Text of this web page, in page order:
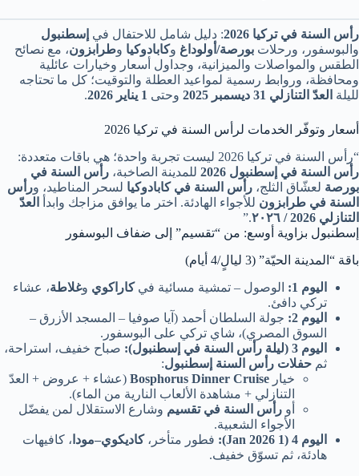
رأس السنة في تركيا 2026 : دليل شامل للاحتفال في إسطنبول
والبوسفور، ورحلات بورصة/أولوداغ وكابادوكيا وطرابزون، مع نصائح
الطقس والمواصلات والميزانية، وجداول أسعار وخيارات عائلية
ومحافظة، وروابط رسمية لمواعيد العطلة والتوقيت؛ كل ما تحتاجه
لليلة العدّ التنازلي 31 ديسمبر 2025 وحتى 1 يناير 2026 .
أسعار وتوفّر الخدمات لرأس السنة في تركيا 2026
“رأس السنة في تركيا 2026 ليست تجربة واحدة؛ هي باقات متعددة:
رأس السنة في إسطنبول 2026
للمدينة الصاخبة، رأس السنة في
بورصة لعشّاق الثلج، رأس السنة في كابادوكيا لسحر المناطيد، ورأس
السنة في طرابزون للأجواء الهادئة. اختر ما يوافق مزاجك وابدأ
العدّ
التنازلي 2026 / ٢٠٢٦
.”
إسطنبول بزاوية أوسع: من “تقسيم” إلى ضفاف البوسفور
باقة “المدينة الحيّة” (3 ليالٍ/4 أيام)
اليوم 1:
الوصول – تمشية مسائية فيكاراكوي وغلاطة، عشاء
تركي دافئ.
اليوم 2:
جولة السلطان أحمد (آيا صوفيا – المسجد الأزرق –
السوق المصري)، شاي تركي على البوسفور.
اليوم 3 (ليلة رأس السنة في إسطنبول):
صباح خفيف، استراحة،
ثم حفلات رأس السنة إسطنبول:
خيار Bosphorus Dinner Cruise (عشاء + عروض + العدّ
التنازلي + مشاهدة الألعاب النارية من الماء).
أو رأس السنة في تقسيم وشارع الاستقلال لمن يفضّل
الأجواء الشعبية.
اليوم 4 (1 Jan 2026):
فطور متأخر،كاديكوي–مودا ، كافيهات
هادئة، ثم تسوّق خفيف.